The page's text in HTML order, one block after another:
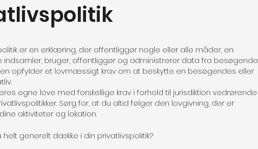
er en erklæring, der offentliggør nogle eller alle måder, en
indsamler, bruger, offentliggør og administrerer data fra besøgende
opfylder et lovmæssigt krav om at beskytte en besøgendes eller
egne love med forskellige krav i forhold til jurisdiktion vedrørende
Sørg for, at du altid følger den lovgivning, der er
aktiviteter og lokation.
helt generelt dække i din privatlivspolitik?